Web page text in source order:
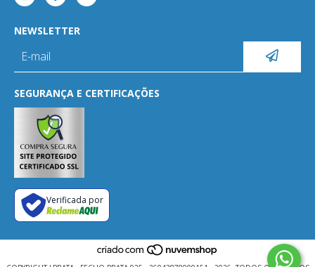
NEWSLETTER
SEGURANÇA E CERTIFICAÇÕES
Verificada por